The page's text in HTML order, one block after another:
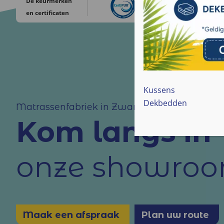
en certificaten
Matrassenfabriek in Zwanenburg
Kom langs in
onze
Maak een afspraak Plan uw route
Kussens
Dekbedden